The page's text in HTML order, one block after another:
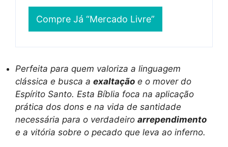
Compre Já “Mercado Livre”
Perfeita para quem valoriza a linguagem
clássica e busca a exaltação e o mover do
Espírito Santo. Esta Bíblia foca na aplicação
prática dos dons e na vida de santidade
necessária para o verdadeiro arrependimento
e a vitória sobre o pecado que leva ao inferno.